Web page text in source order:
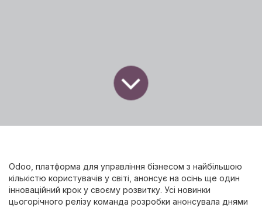
Odoo, платформа для управління бізнесом з найбільшою
кількістю користувачів у світі, анонсує на осінь ще один
інноваційний крок у своєму розвитку. Усі новинки
цьогорічного релізу команда розробки анонсувала днями